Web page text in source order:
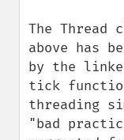
The Thread
above has
by the
tick
threading
"bad